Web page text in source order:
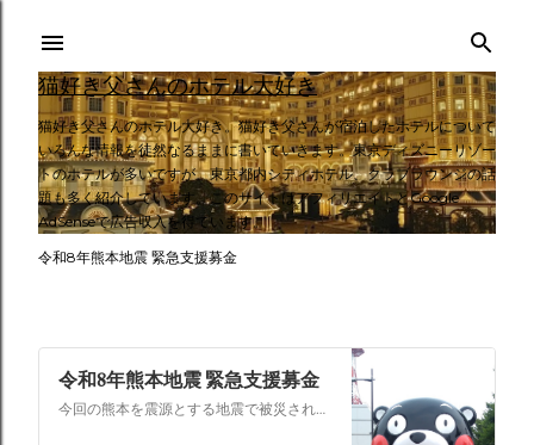
スキップしてメイン コンテンツに移動
猫好き父さんのホテル大好き
猫好き父さんのホテル大好き。猫好き父さんが宿泊したホテルについて
いろんな情報を徒然なるままに書いていきます。東京ディズニーリゾー
トのホテルが多いですが、東京都内シティホテル、クラブラウンジの話
題も多く紹介しています。このサイトはアフィリエイトとGoogle
AdSenseで広告収入を得ています。
令和8年熊本地震 緊急支援募金
令和8年熊本地震 緊急支援募金
今回の熊本を震源とする地震で被災された皆さままだまだ余震も続き大変な時間を過ごされていると思います。心よりお見舞い申し上げます